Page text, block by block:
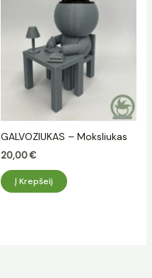
GALVOZIUKAS – Moksliukas
20,00€
Į Krepšelį